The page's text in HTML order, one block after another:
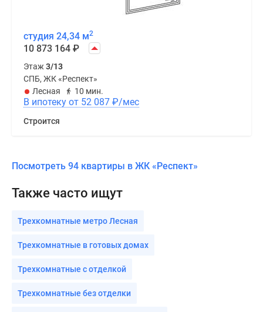
студия 24,34 м2
10 873 164 ₽
Этаж3/13
СПБ, ЖК «Респект»
Лесная
10 мин.
В ипотеку от 52 087 ₽/мес
Строится
Посмотреть 94 квартиры в ЖК «Респект»
Также часто ищут
Трехкомнатные метро Лесная
Трехкомнатные в готовых домах
Трехкомнатные с отделкой
Трехкомнатные без отделки